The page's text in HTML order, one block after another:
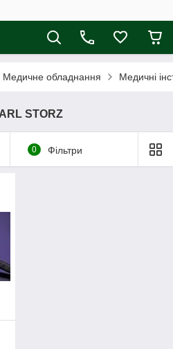
Медичне обладнання Медичні
STORZ
0 Фільтри